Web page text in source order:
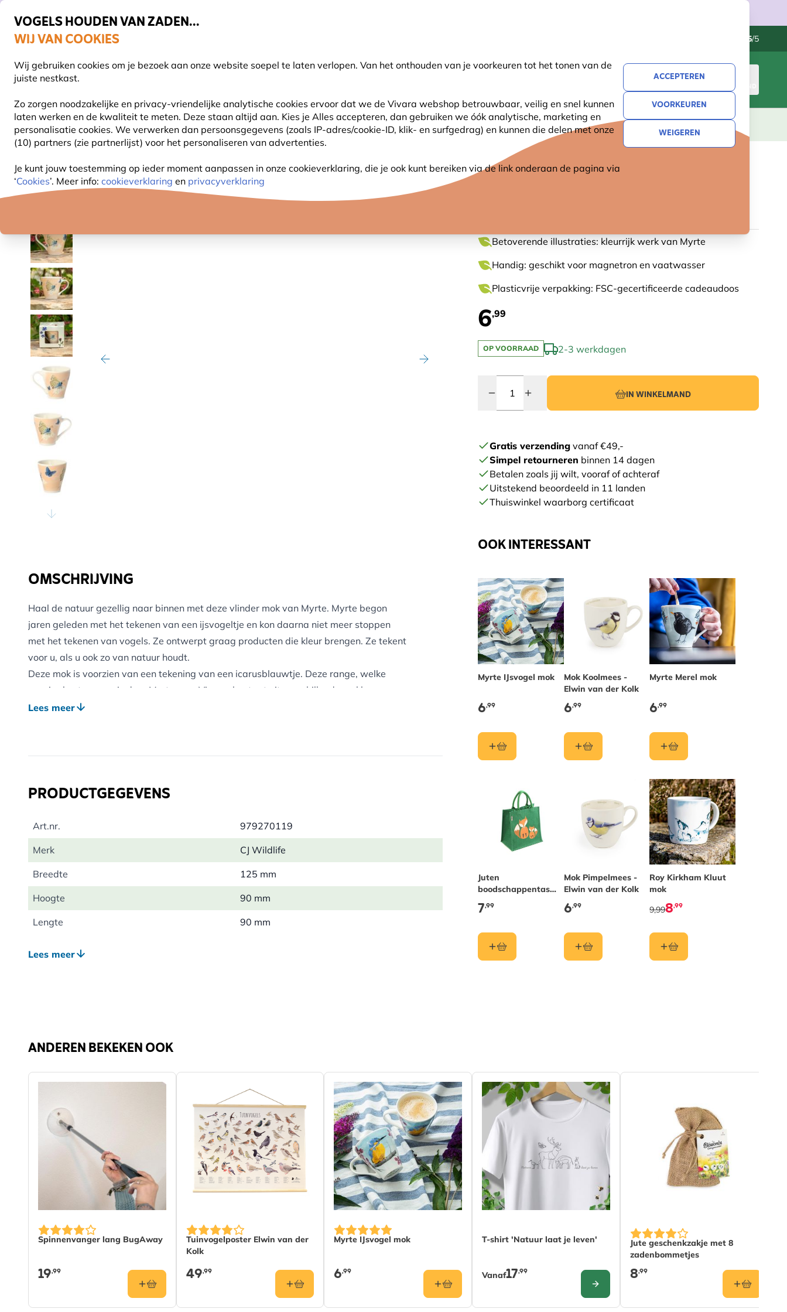
VOGELS HOUDEN VAN ZADEN...
WIJ VAN COOKIES
Wij gebruiken cookies om je bezoek aan onze website soepel te laten verlopen. Van het onthouden van je voorkeuren tot het tonen van de
juiste nestkast.
Zo zorgen noodzakelijke en privacy-vriendelijke analytische cookies ervoor dat we de Vivara webshop betrouwbaar, veilig en snel kunnen
laten werken en de kwaliteit te meten. Deze staan altijd aan. Kies je Alles accepteren, dan gebruiken we óók analytische, marketing en
personalisatie cookies. We verwerken dan persoonsgegevens (zoals IP-adres/cookie-ID, klik- en surfgedrag) en kunnen die delen met onze
(10) partners (zie partnerlijst) voor het personaliseren van advertenties.
Je kunt jouw toestemming op ieder moment aanpassen in onze cookieverklaring, die je ook kunt bereiken via de link onderaan de pagina via
‘Cookies’. Meer info: cookieverklaring en privacyverklaring
ACCEPTEREN
VOORKEUREN
WEIGEREN
Gratis thuisbezorgd vanaf €49 4.5/5
Zoeken
WINKELMAND
VOGELVOER VOEDERSYSTEMEN VOGELHUISJES ANDERE DIEREN PLANTEN NATUURBELEVING CADEAUS NIEUW SALE
Betoverende illustraties: kleurrijk werk van Myrte
Handig: geschikt voor magnetron en vaatwasser
Plasticvrije verpakking: FSC-gecertificeerde cadeaudoos
6,99
OP VOORRAAD 2-3 werkdagen
IN WINKELMAND
Gratis verzending vanaf €49,-
Simpel retourneren binnen 14 dagen
Betalen zoals jij wilt, vooraf of achteraf
Uitstekend beoordeeld in 11 landen
Thuiswinkel waarborg certificaat
OOK INTERESSANT
Myrte IJsvogel mok
6,99
Mok Koolmees -
Elwin van der Kolk
6,99
Myrte Merel mok
6,99
Juten
boodschappentas
vos
7,99
Mok Pimpelmees -
Elwin van der Kolk
6,99
Roy Kirkham Kluut
mok
8,99
9,99
OMSCHRIJVING
Haal de natuur gezellig naar binnen met deze vlinder mok van Myrte. Myrte begon
jaren geleden met het tekenen van een ijsvogeltje en kon daarna niet meer stoppen
met het tekenen van vogels. Ze ontwerpt graag producten die kleur brengen. Ze tekent
voor u, als u ook zo van natuur houdt.
Deze mok is voorzien van een tekening van een icarusblauwtje. Deze range, welke
speciaal ontworpen is door Myrte voor Vivara, bestaat uit verschillende mokken.
Allemaal voorzien van de kenmerkende Myrte tekeningen met mooie kleurstellingen. De
Lees meer
PRODUCTGEGEVENS
Art.nr. 979270119
Merk CJ Wildlife
Breedte 125 mm
Hoogte 90 mm
Lengte 90 mm
Lees meer
ANDEREN BEKEKEN OOK
Spinnenvanger lang BugAway
19,99
Tuinvogelposter Elwin van der
Kolk
49,99
Myrte IJsvogel mok
6,99
T-shirt 'Natuur laat je leven'
De prijs is afhankelijk van de gekozen opties op de productpagina
Vanaf17,99
CONFIGURE
Jute geschenkzakje met 8
zadenbommetjes
8,99